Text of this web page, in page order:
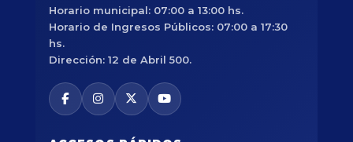
Horario municipal: 07:00 a 13:00 hs.
Horario de Ingresos Públicos: 07:00 a 17:30
hs.
Dirección: 12 de Abril 500.